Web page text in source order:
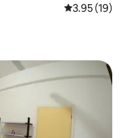
レビュー19
3.95 (19)